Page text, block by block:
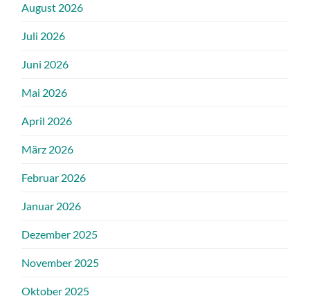
August 2026
Juli 2026
Juni 2026
Mai 2026
April 2026
März 2026
Februar 2026
Januar 2026
Dezember 2025
November 2025
Oktober 2025